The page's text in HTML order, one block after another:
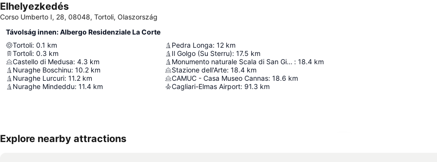
Elhelyezkedés
Corso Umberto I, 28, 08048, Tortoli, Olaszország
Távolság innen: Albergo Residenziale La Corte
Tortoli: 0.1 km
Tortolì: 0.3 km
Castello di Medusa: 4.3 km
Nuraghe Boschinu: 10.2 km
Nuraghe Lurcuri: 11.2 km
Nuraghe Mindeddu: 11.4 km
Pedra Longa: 12 km
Il Golgo (Su Sterru): 17.5 km
Monumento naturale Scala di San Giorgio di Osini : 18.4 km
Stazione dell'Arte: 18.4 km
CAMUC - Casa Museo Cannas: 18.6 km
Cagliari-Elmas Airport: 91.3 km
Explore nearby attractions